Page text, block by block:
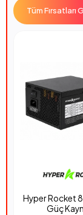
Tüm Fırsatları
Hyper Rocket
Güç